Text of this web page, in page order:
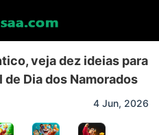
veja dez ideias para
Dia dos Namorados
4 Jun, 2026